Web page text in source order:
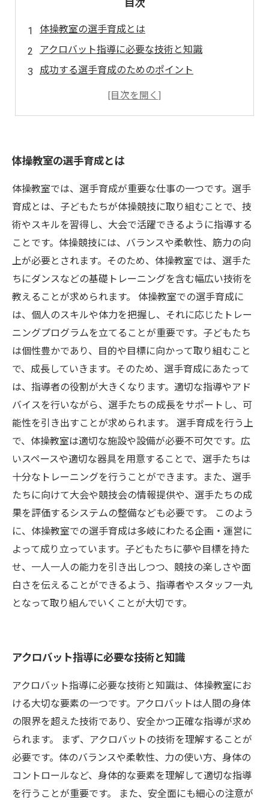
目次
体操教室の選手育成とは
アクロバット指導に必要な技術と知識
成功する選手育成のためのポイント
体操競技に必要な身体能力とトレーニング方法
体操教室の選手育成とは
体操教室では、選手育成が重要な仕事の一つです。選手
育成とは、子どもたちが体操競技に取り組むことで、技
術やスキルを習得し、大会で活躍できるように指導する
ことです。体操競技には、バランスや柔軟性、筋力の向
上が必要とされます。そのため、体操教室では、選手た
ちにダンスなどの基礎トレーニングを含む幅広い技術を
教えることが求められます。 体操教室での選手育成に
は、個人のスキルや体力を把握し、それに応じたトレー
ニングプログラムを立てることが重要です。子どもたち
は個性豊かであり、目的や目標に向かって取り組むこと
で、成長していきます。そのため、選手育成にあたって
は、指導者の役割が大きくなります。適切な指導やアド
バイスを行いながら、選手たちの成長をサポートし、可
能性を引き出すことが求められます。 選手育成を行う上
で、体操教室は適切な施設や設備が必要不可欠です。広
いスペースや適切な器具を用意することで、選手たちは
十分なトレーニングを行うことができます。また、選手
たちに向けて大会や競技会の情報提供や、選手たちの成
果を評価するシステムの整備なども必要です。 このよう
に、体操教室での選手育成は多岐にわたる企画・運営に
よって成り立っています。子どもたちに夢や目標を持た
せ、一人一人の能力を引き出しつつ、競技の楽しさや面
白さを伝えることができるよう、指導者やスタッフ一丸
となって取り組んでいくことが大切です。
アクロバット指導に必要な技術と知識
アクロバット指導に必要な技術と知識は、体操教室にお
ける大切な要素の一つです。アクロバットは人間の身体
の限界を超えた技術であり、安全かつ正確な指導が求め
られます。 まず、アクロバットの技術を理解することが
必要です。体のバランスや柔軟性、力の使い方、身体の
コントロールなど、身体的な要素を理解して適切な指導
を行うことが重要です。 また、安全面にも細心の注意が